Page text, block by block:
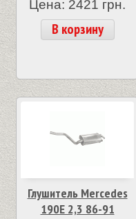
Цена: 2421 грн.
В корзину
Глушитель Mercedes
190E 2,3 86-91